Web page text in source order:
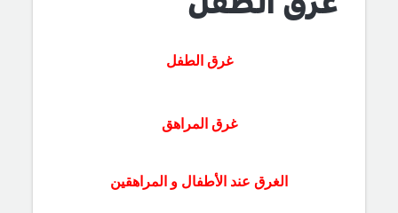
غرق الطفل
غرق المراهق
الغرق عند الأطفال و المراهقين